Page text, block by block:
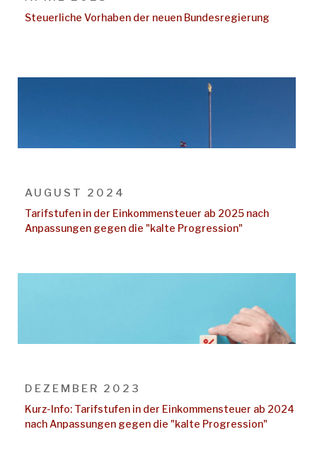
Steuerliche Vorhaben der neuen Bundesregierung
AUGUST 2024
Tarifstufen in der Einkommensteuer ab 2025 nach
Anpassungen gegen die "kalte Progression"
DEZEMBER 2023
Kurz-Info: Tarifstufen in der Einkommensteuer ab 2024
nach Anpassungen gegen die "kalte Progression"